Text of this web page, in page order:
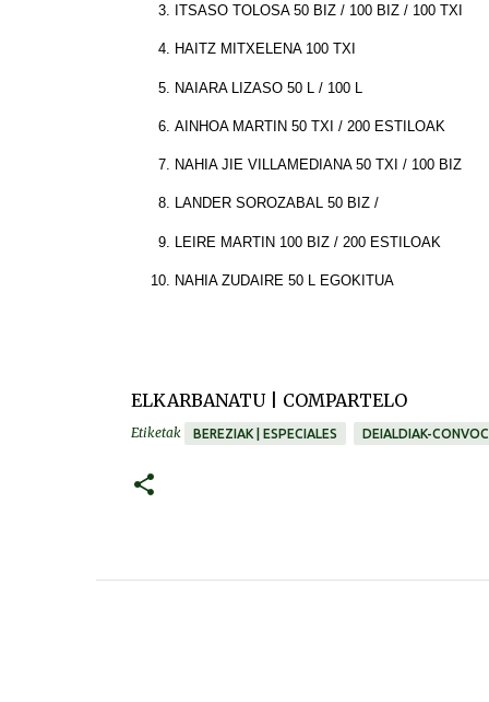
ITSASO TOLOSA 50 BIZ / 100 BIZ / 100 TXI
HAITZ MITXELENA 100 TXI
NAIARA LIZASO 50 L / 100 L
AINHOA MARTIN 50 TXI / 200 ESTILOAK
NAHIA JIE VILLAMEDIANA 50 TXI / 100 BIZ
LANDER SOROZABAL 50 BIZ /
LEIRE MARTIN 100 BIZ / 200 ESTILOAK
NAHIA ZUDAIRE 50 L EGOKITUA
ELKARBANATU | COMPARTELO
Etiketak BEREZIAK | ESPECIALES DEIALDIAK-